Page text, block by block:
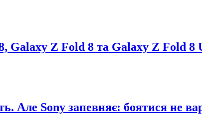
Galaxy Z Fold 8 та Galaxy Z Fold 8
Але Sony запевняє: боятися не